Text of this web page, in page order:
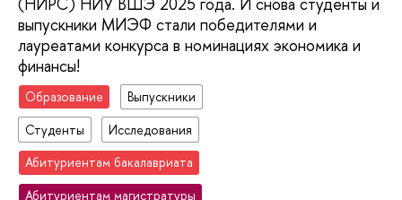
выпускники МИЭФ стали победителями и
лауреатами конкурса в номинациях экономика и
финансы!
Образование
Выпускники
Студенты
Исследования
Абитуриентам бакалавриата
Абитуриентам магистратуры